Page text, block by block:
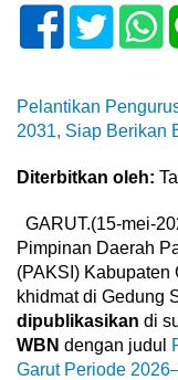
Pelantikan
2031, Siap Berikan
Diterbitkan oleh:
GARUT.(15-mei-
Pimpinan Daerah
(PAKSI) Kabupaten
khidmat di Gedung
dipublikasikan di
WBN dengan judul
Garut Periode